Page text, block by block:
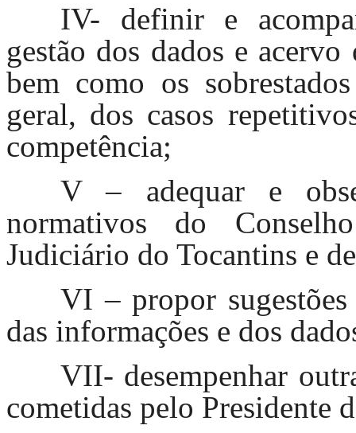
IV- definir e
gestão dos dados e acervo
bem como os
geral, dos casos
competência;
V – adequar e
normativos do
Judiciário do Tocantins e
VI – propor
das informações e dos
VII- desempenhar
cometidas pelo Presidente